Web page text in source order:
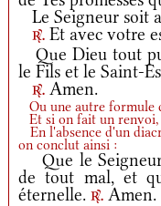
Le Seigneur soit
r. Et avec votre
Que Dieu tout
le Fils et le Saint-
r. Amen.
Ou une autre formule
Et si on fait un
En l'absence d'un
on conclut ainsi :
Que le Seigneur
de tout mal, et
éternelle.r. Amen.